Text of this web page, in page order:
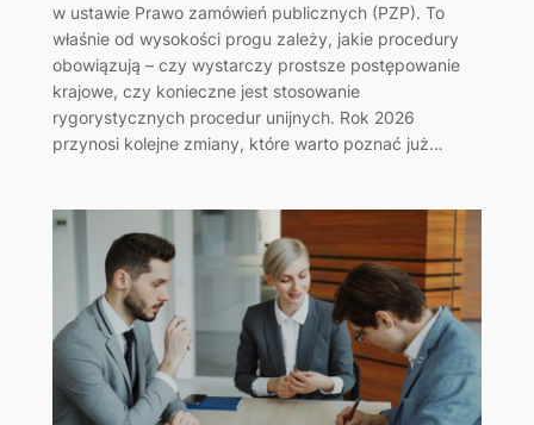
w ustawie Prawo zamówień publicznych (PZP). To
właśnie od wysokości progu zależy, jakie procedury
obowiązują – czy wystarczy prostsze postępowanie
krajowe, czy konieczne jest stosowanie
rygorystycznych procedur unijnych. Rok 2026
przynosi kolejne zmiany, które warto poznać już…